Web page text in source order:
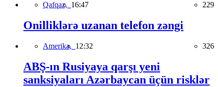
Qafqaz, 16:47 229
Onilliklərə uzanan telefon zəngi
Amerika, 12:32 326
ABŞ-ın Rusiyaya qarşı yeni
sanksiyaları Azərbaycan üçün risklər